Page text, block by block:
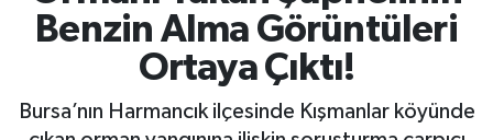
Benzin Alma Görüntüleri
Ortaya Çıktı!
Bursa’nın Harmancık ilçesinde Kışmanlar köyünde
İş Dünyası
Tüm Manşetler
Son Dakika Haberleri